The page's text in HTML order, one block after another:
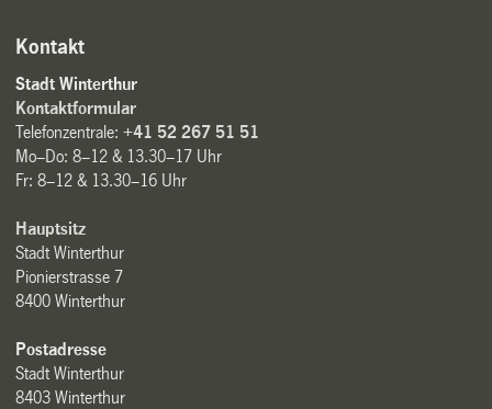
Kontakt
Stadt Winterthur
Kontaktformular
Telefonzentrale:+41 52 267 51 51
Mo–Do: 8–12 & 13.30–17 Uhr
Fr: 8–12 & 13.30–16 Uhr
Hauptsitz
Stadt Winterthur
Pionierstrasse 7
8400 Winterthur
Postadresse
Stadt Winterthur
8403 Winterthur